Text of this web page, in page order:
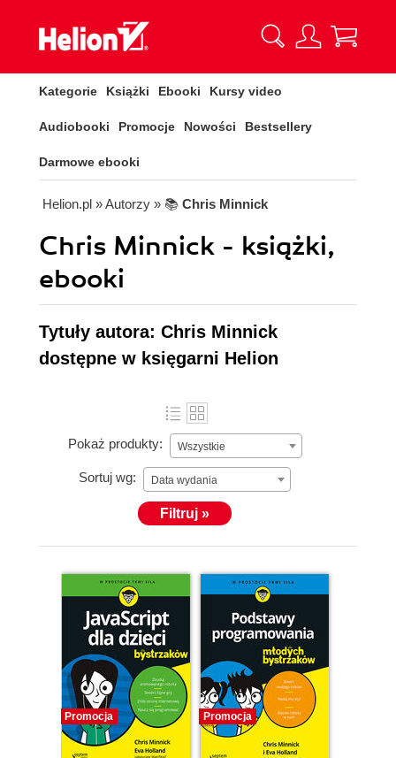
Kategorie Książki Ebooki Kursy video
Audiobooki Promocje Nowości Bestsellery
Darmowe ebooki
Helion.pl » Autorzy » 📚 Chris Minnick
Chris Minnick - książki,
ebooki
Tytuły autora: Chris Minnick
dostępne w księgarni Helion
Pokaż produkty: Wszystkie
Sortuj wg: Data wydania
Filtruj »
Promocja Promocja